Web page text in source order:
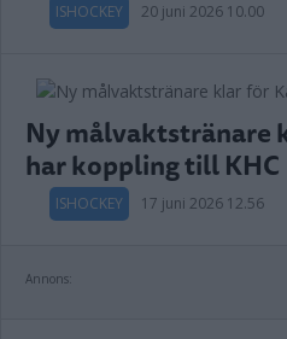
ISHOCKEY 20 juni 2026 10.00
Ny målvaktstränare
har koppling till KHC
ISHOCKEY 17 juni 2026 12.56
Annons: